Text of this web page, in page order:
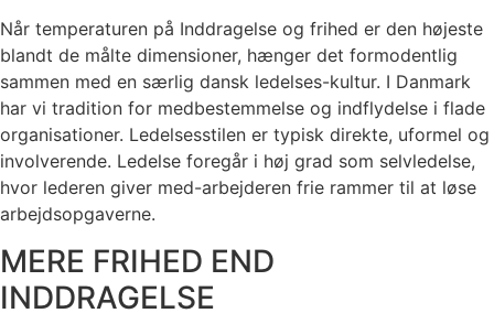
Når temperaturen på Inddragelse og frihed er den højeste
blandt de målte dimensioner, hænger det formodentlig
sammen med en særlig dansk ledelses-kultur. I Danmark
har vi tradition for medbestemmelse og indflydelse i flade
organisationer. Ledelsesstilen er typisk direkte, uformel og
involverende. Ledelse foregår i høj grad som selvledelse,
hvor lederen giver med-arbejderen frie rammer til at løse
arbejdsopgaverne.
MERE FRIHED END
INDDRAGELSE